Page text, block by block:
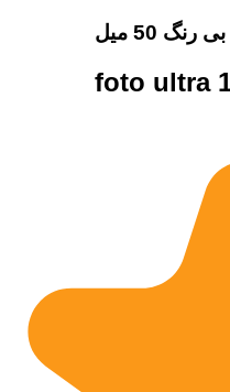
50 میل
foto ultra